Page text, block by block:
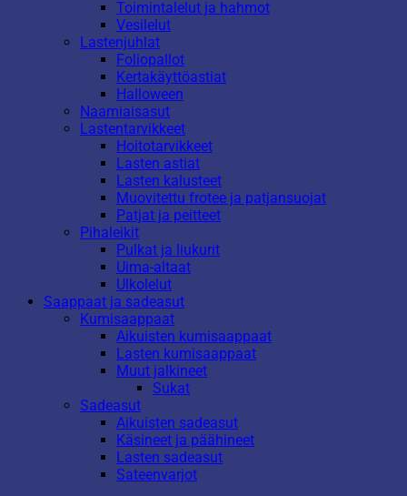
Toimintalelut ja hahmot
Vesilelut
Lastenjuhlat
Foliopallot
Kertakäyttöastiat
Halloween
Naamiaisasut
Lastentarvikkeet
Hoitotarvikkeet
Lasten astiat
Lasten kalusteet
Muovitettu frotee ja patjansuojat
Patjat ja peitteet
Pihaleikit
Pulkat ja liukurit
Uima-altaat
Ulkolelut
Saappaat ja sadeasut
Kumisaappaat
Aikuisten kumisaappaat
Lasten kumisaappaat
Muut jalkineet
Sukat
Sadeasut
Aikuisten sadeasut
Käsineet ja päähineet
Lasten sadeasut
Sateenvarjot